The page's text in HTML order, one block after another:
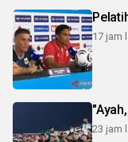
17 jam
23 jam